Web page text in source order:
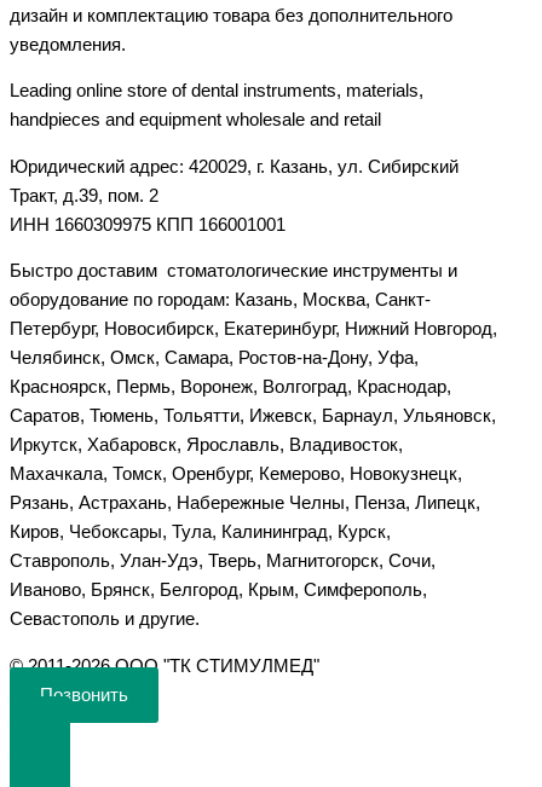
дизайн и комплектацию товара без дополнительного
уведомления.
Leading online store of dental instruments, materials,
handpieces and equipment wholesale and retail
Юридический адрес: 420029, г. Казань, ул. Сибирский
Тракт, д.39, пом. 2
ИНН 1660309975 КПП 166001001
Быстро доставим стоматологические инструменты и
оборудование по городам: Казань, Москва, Санкт-
Петербург, Новосибирск, Екатеринбург, Нижний Новгород,
Челябинск, Омск, Самара, Ростов-на-Дону, Уфа,
Красноярск, Пермь, Воронеж, Волгоград, Краснодар,
Саратов, Тюмень, Тольятти, Ижевск, Барнаул, Ульяновск,
Иркутск, Хабаровск, Ярославль, Владивосток,
Махачкала, Томск, Оренбург, Кемерово, Новокузнецк,
Рязань, Астрахань, Набережные Челны, Пенза, Липецк,
Киров, Чебоксары, Тула, Калининград, Курск,
Ставрополь, Улан-Удэ, Тверь, Магнитогорск, Сочи,
Иваново, Брянск, Белгород, Крым, Симферополь,
Севастополь и другие.
©️ 2011-2026 ООО "ТК СТИМУЛМЕД"
Позвонить